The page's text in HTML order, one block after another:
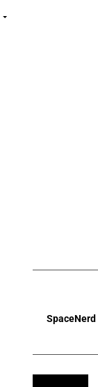
SpaceNerd